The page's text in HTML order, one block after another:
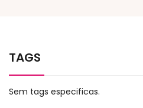
TAGS
Sem tags especificas.